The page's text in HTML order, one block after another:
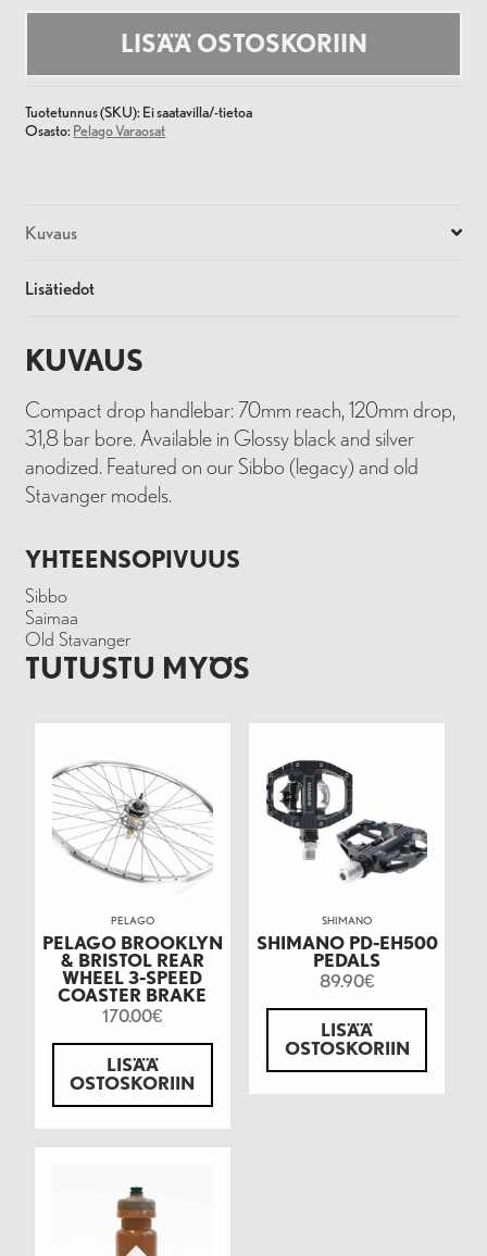
määrä
LISÄÄ OSTOSKORIIN
Tuotetunnus (SKU): Ei saatavilla/-tietoa
Osasto: Pelago Varaosat
Kuvaus
Lisätiedot
KUVAUS
Compact drop handlebar: 70mm reach, 120mm drop,
31,8 bar bore. Available in Glossy black and silver
anodized. Featured on our Sibbo (legacy) and old
Stavanger models.
YHTEENSOPIVUUS
Sibbo
Saimaa
Old Stavanger
TUTUSTU MYÖS
PELAGO
PELAGO BROOKLYN
& BRISTOL REAR
WHEEL 3-SPEED
COASTER BRAKE
170.00€
LISÄÄ
OSTOSKORIIN
SHIMANO
SHIMANO PD-EH500
PEDALS
89.90€
LISÄÄ
OSTOSKORIIN